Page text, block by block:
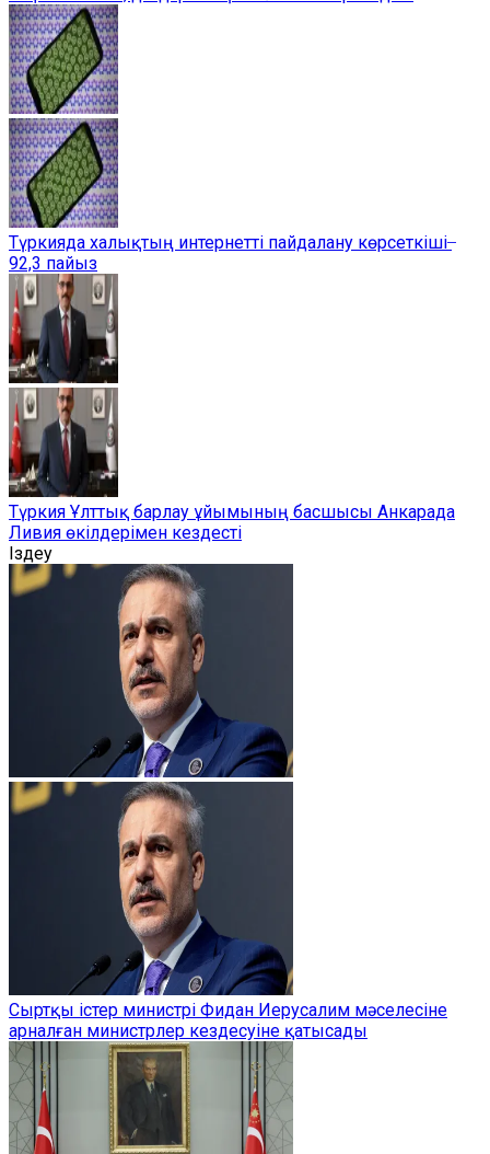
Түркияда халықтың интернетті пайдалану көрсеткіші ̶
92,3 пайыз
Түркия Ұлттық барлау ұйымының басшысы Анкарада
Ливия өкілдерімен кездесті
Іздеу
Сыртқы істер министрі Фидан Иерусалим мәселесіне
арналған министрлер кездесуіне қатысады